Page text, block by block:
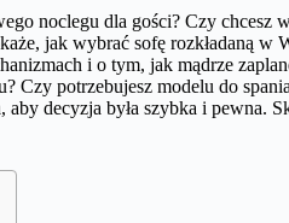
noclegu dla gości? Czy chcesz
jak wybrać sofę rozkładaną w
i o tym, jak mądrze
Czy potrzebujesz modelu do
decyzja była szybka i pewna.